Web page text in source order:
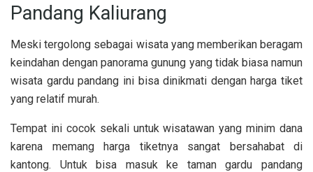
Pandang Kaliurang
Meski tergolong sebagai wisata yang memberikan beragam
keindahan dengan panorama gunung yang tidak biasa namun
wisata gardu pandang ini bisa dinikmati dengan harga tiket
yang relatif murah.
Tempat ini cocok sekali untuk wisatawan yang minim dana
karena memang harga tiketnya sangat bersahabat di
kantong. Untuk bisa masuk ke taman gardu pandang